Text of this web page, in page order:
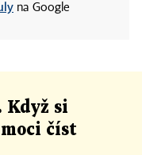
na Google
Když si
číst